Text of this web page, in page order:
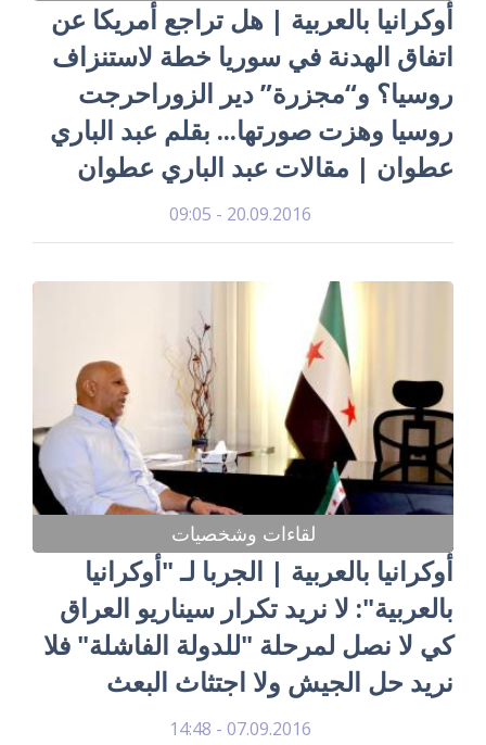
أوكرانيا بالعربية | هل تراجع أمريكا عن
اتفاق الهدنة في سوريا خطة لاستنزاف
روسيا؟ و“مجزرة” دير الزوراحرجت
روسيا وهزت صورتها... بقلم عبد الباري
عطوان | مقالات عبد الباري عطوان
20.09.2016 - 09:05
لقاءات وشخصيات
أوكرانيا بالعربية | الجربا لـ "أوكرانيا
بالعربية": لا نريد تكرار سيناريو العراق
كي لا نصل لمرحلة "للدولة الفاشلة" فلا
نريد حل الجيش ولا اجتثاث البعث
07.09.2016 - 14:48